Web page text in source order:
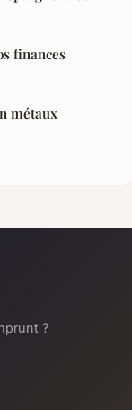
finances
métaux
?